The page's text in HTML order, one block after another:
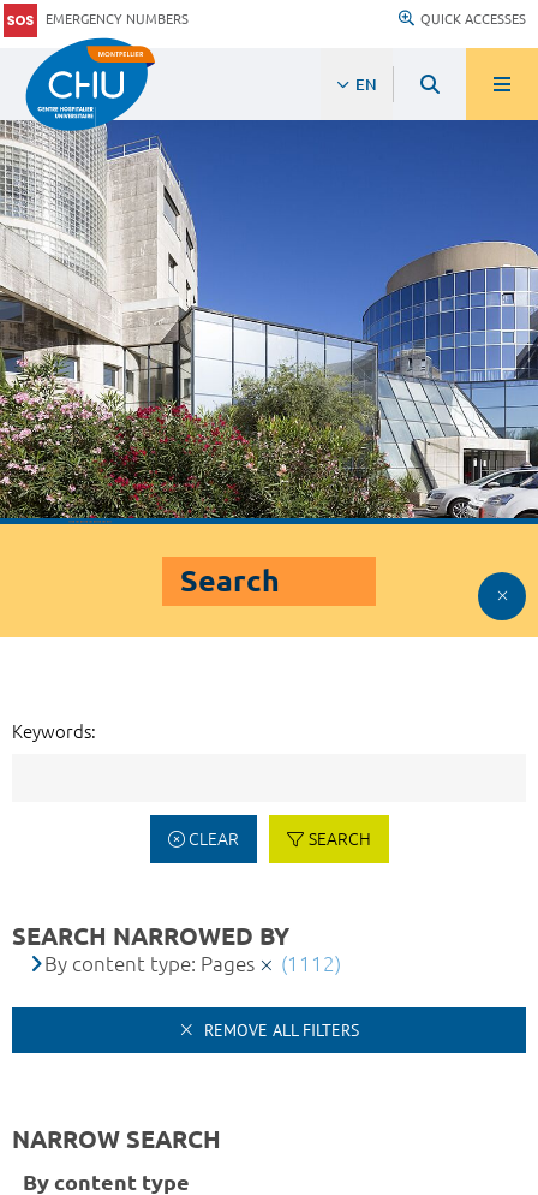
EMERGENCY NUMBERS QUICK ACCESSES
EN
Search
Keywords:
CLEAR SEARCH
SEARCH NARROWED BY
By content type: Pages (1112)
REMOVE ALL FILTERS
NARROW SEARCH
By content type